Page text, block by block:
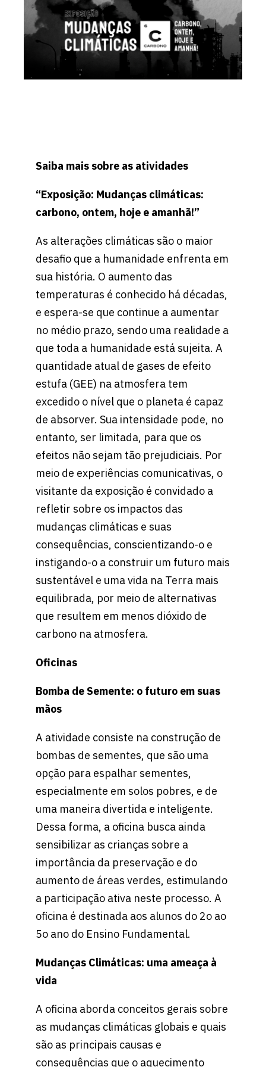
Saiba mais sobre as atividades
“Exposição: Mudanças climáticas:
carbono, ontem, hoje e amanhã!”
As alterações climáticas são o maior
desafio que a humanidade enfrenta em
sua história. O aumento das
temperaturas é conhecido há décadas,
e espera-se que continue a aumentar
no médio prazo, sendo uma realidade a
que toda a humanidade está sujeita. A
quantidade atual de gases de efeito
estufa (GEE) na atmosfera tem
excedido o nível que o planeta é capaz
de absorver. Sua intensidade pode, no
entanto, ser limitada, para que os
efeitos não sejam tão prejudiciais. Por
meio de experiências comunicativas, o
visitante da exposição é convidado a
refletir sobre os impactos das
mudanças climáticas e suas
consequências, conscientizando-o e
instigando-o a construir um futuro mais
sustentável e uma vida na Terra mais
equilibrada, por meio de alternativas
que resultem em menos dióxido de
carbono na atmosfera.
Oficinas
Bomba de Semente: o futuro em suas
mãos
A atividade consiste na construção de
bombas de sementes, que são uma
opção para espalhar sementes,
especialmente em solos pobres, e de
uma maneira divertida e inteligente.
Dessa forma, a oficina busca ainda
sensibilizar as crianças sobre a
importância da preservação e do
aumento de áreas verdes, estimulando
a participação ativa neste processo. A
oficina é destinada aos alunos do 2o ao
5o ano do Ensino Fundamental.
Mudanças Climáticas: uma ameaça à
vida
A oficina aborda conceitos gerais sobre
as mudanças climáticas globais e quais
são as principais causas e
consequências que o aquecimento